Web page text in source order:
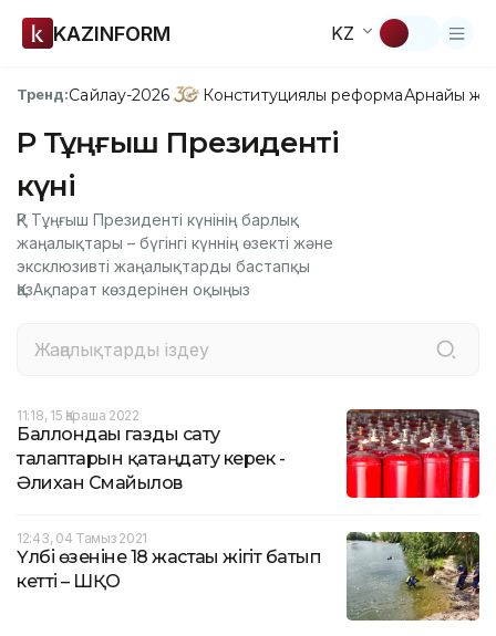
KAZINFORM KZ
Тренд:Сайлау-2026 Конституциялық реформаАрнайы
ҚР Тұңғыш Президенті
күні
ҚР Тұңғыш Президенті күнінің барлық
жаңалықтары – бүгінгі күннің өзекті және
эксклюзивті жаңалықтарды бастапқы
ҚазАқпарат көздерінен оқыңыз
11:18, 15 Қараша 2022
Баллондағы газды сату
талаптарын қатаңдату керек -
Әлихан Смайылов
12:43, 04 Тамыз 2021
Үлбі өзеніне 18 жастағы жігіт батып
кетті – ШҚО